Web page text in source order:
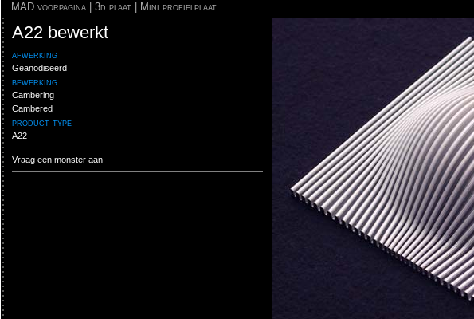
MAD voorpagina 3d plaat Mini profielplaat
A22 bewerkt
afwerking
Geanodiseerd
bewerking
Cambering
Cambered
product type
A22
Vraag een monster aan